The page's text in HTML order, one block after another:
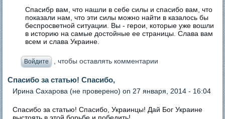
Спасибр вам, что нашли в себе силы и спасибо вам, что
показали нам, что эти силы можно найти в казалось бы
беспросветной ситуации. Вы - герои, которые уже вошли
в историю на самые достойные ее страницы. Слава вам
всем и слава Украине.
Войдите , чтобы оставлять комментарии
Спасибо за статью! Спасибо,
Ирина Сахарова (не проверено) on 27 января, 2014 - 16:04
Спасибо за статью! Спасибо, Украинцы! Дай Бог Украине
выстоять в этой борьбе и победить!